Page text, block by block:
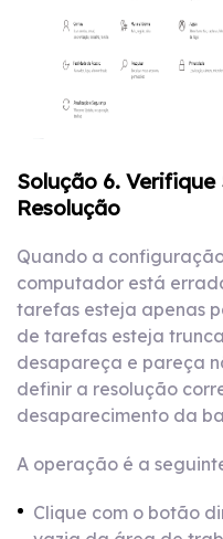
Solução 6.
Resolução
Quando a
computador está
tarefas esteja apenas
de tarefas esteja
desapareça e pareça
definir a resolução
desaparecimento da
A operação é a
Clique com o botão